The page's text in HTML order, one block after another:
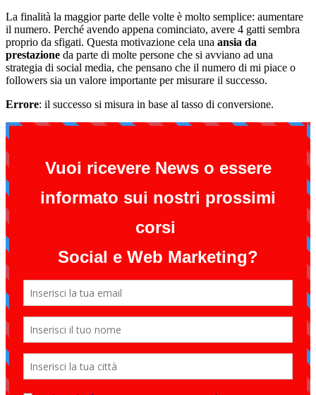
La finalità la maggior parte delle volte è molto semplice: aumentare
il numero. Perché avendo appena cominciato, avere 4 gatti sembra
proprio da sfigati. Questa motivazione cela una ansia da
prestazione da parte di molte persone che si avviano ad una
strategia di social media, che pensano che il numero di mi piace o
followers sia un valore importante per misurare il successo.
Errore: il successo si misura in base al tasso di conversione.